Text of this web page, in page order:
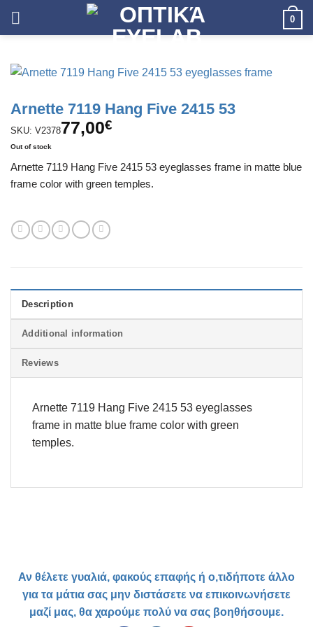
0
Arnette 7119 Hang Five 2415 53
SKU: V237877,00€
Out of stock
Arnette 7119 Hang Five 2415 53 eyeglasses frame in matte blue
frame color with green temples.
Description
Additional information
Reviews
Arnette 7119 Hang Five 2415 53 eyeglasses
frame in matte blue frame color with green
temples.
Αν θέλετε γυαλιά, φακούς επαφής ή ο,τιδήποτε άλλο
για τα μάτια σας μην διστάσετε να επικοινωνήσετε
μαζί μας, θα χαρούμε πολύ να σας βοηθήσουμε.